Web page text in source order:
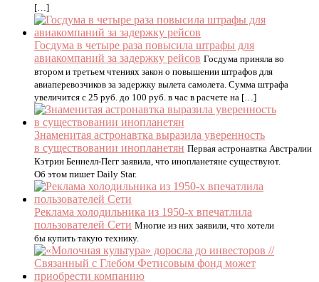
[…]
Госдума в четыре раза повысила штрафы для
авиакомпаний за задержку рейсов Госдума приняла во
втором и третьем чтениях закон о повышении штрафов для
авиаперевозчиков за задержку вылета самолета. Сумма штрафа
увеличится с 25 руб. до 100 руб. в час в расчете на […]
Знаменитая астронавтка выразила уверенность
в существовании инопланетян Первая астронавтка Австралии
Кэтрин Беннелл-Пегг заявила, что инопланетяне существуют.
Об этом пишет Daily Star.
Реклама холодильника из 1950-х впечатлила
пользователей Сети Многие из них заявили, что хотели
бы купить такую технику.